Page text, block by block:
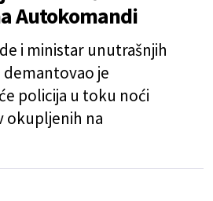
Autokomandi
i ministar unutrašnjih
demantovao je
policija u toku noći
okupljenih na